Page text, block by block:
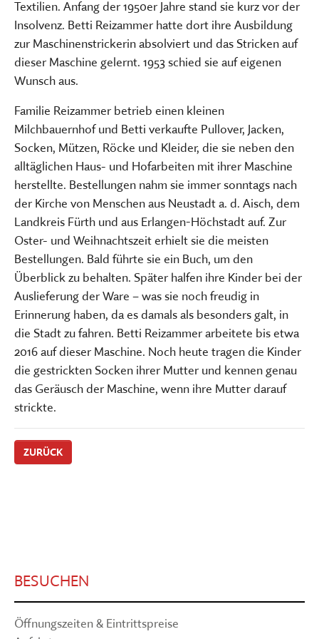
Textilien. Anfang der 1950er Jahre stand sie kurz vor der
Insolvenz. Betti Reizammer hatte dort ihre Ausbildung
zur Maschinenstrickerin absolviert und das Stricken auf
dieser Maschine gelernt. 1953 schied sie auf eigenen
Wunsch aus.
Familie Reizammer betrieb einen kleinen
Milchbauernhof und Betti verkaufte Pullover, Jacken,
Socken, Mützen, Röcke und Kleider, die sie neben den
alltäglichen Haus- und Hofarbeiten mit ihrer Maschine
herstellte. Bestellungen nahm sie immer sonntags nach
der Kirche von Menschen aus Neustadt a. d. Aisch, dem
Landkreis Fürth und aus Erlangen-Höchstadt auf. Zur
Oster- und Weihnachtszeit erhielt sie die meisten
Bestellungen. Bald führte sie ein Buch, um den
Überblick zu behalten. Später halfen ihre Kinder bei der
Auslieferung der Ware – was sie noch freudig in
Erinnerung haben, da es damals als besonders galt, in
die Stadt zu fahren. Betti Reizammer arbeitete bis etwa
2016 auf dieser Maschine. Noch heute tragen die Kinder
die gestrickten Socken ihrer Mutter und kennen genau
das Geräusch der Maschine, wenn ihre Mutter darauf
strickte.
ZURÜCK
BESUCHEN
Öffnungszeiten & Eintrittspreise